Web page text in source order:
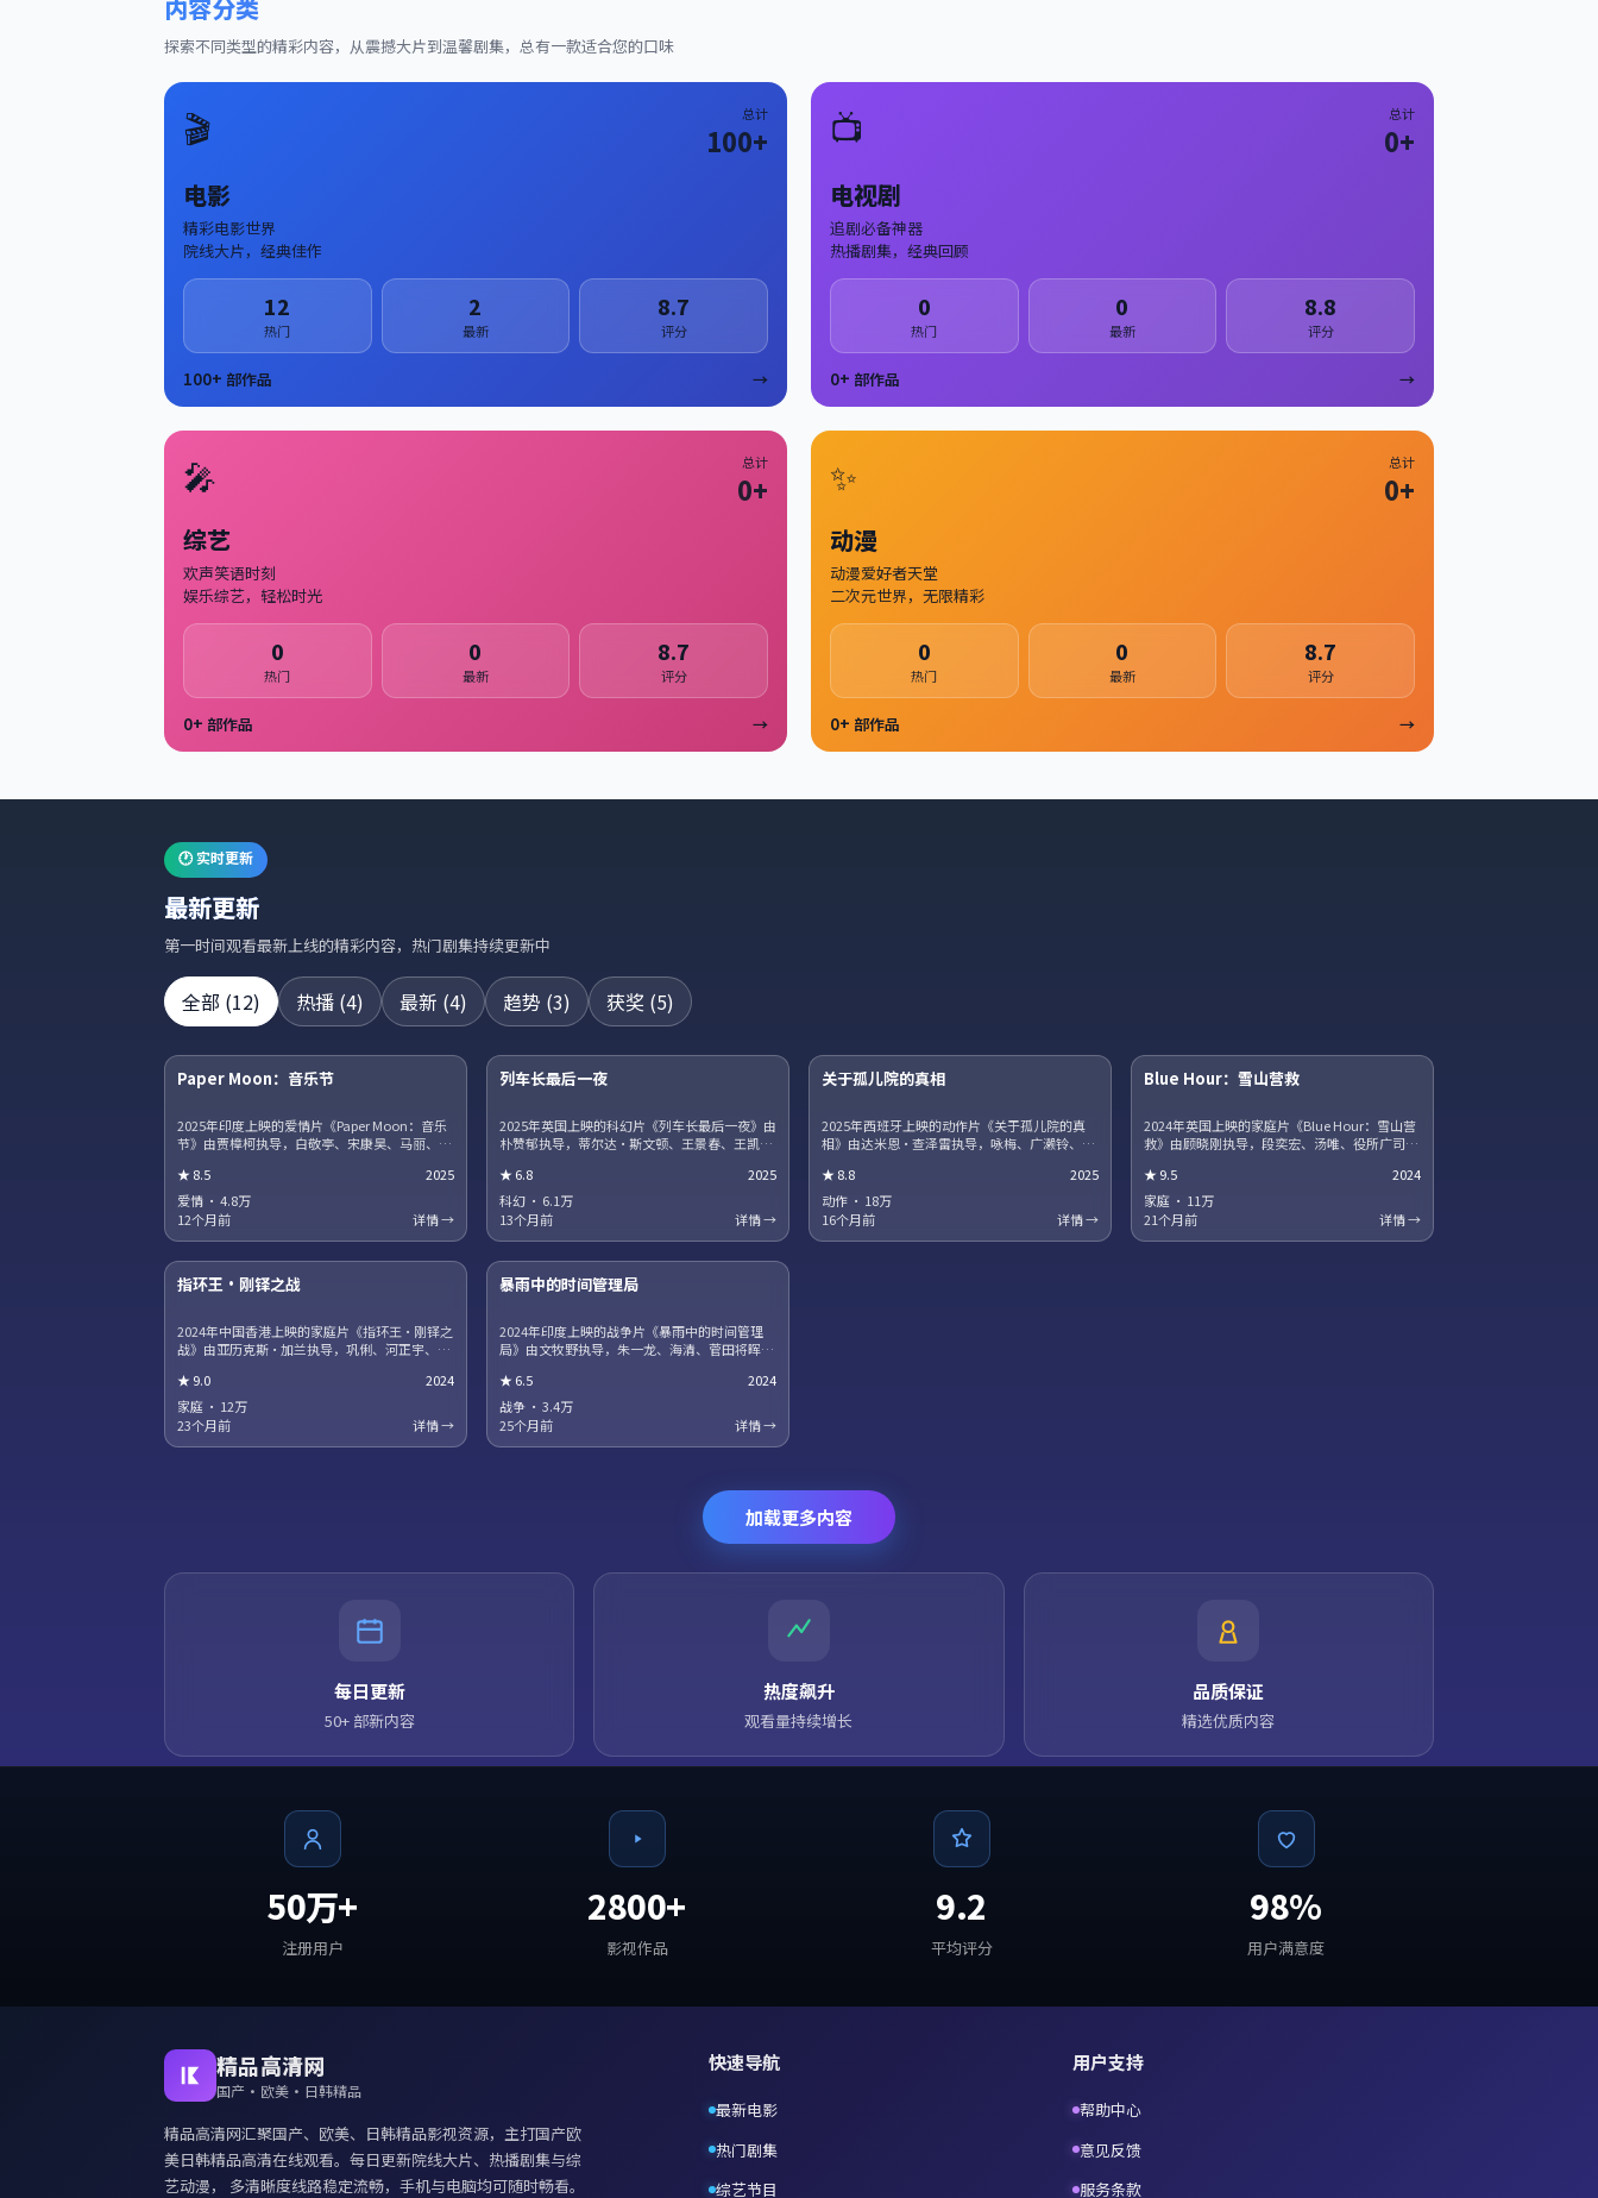
内容分类
探索不同类型的精彩内容，从震撼大片到温馨剧集，总有一款适合您的口味
🎬 总计
100+
电影
精彩电影世界
院线大片，经典佳作
12
热门
2
最新
8.7
评分
100+ 部作品 →
📺 总计
0+
电视剧
追剧必备神器
热播剧集，经典回顾
0
热门
0
最新
8.8
评分
0+ 部作品 →
🎤 总计
0+
综艺
欢声笑语时刻
娱乐综艺，轻松时光
0
热门
0
最新
8.7
评分
0+ 部作品 →
✨ 总计
0+
动漫
动漫爱好者天堂
二次元世界，无限精彩
0
热门
0
最新
8.7
评分
0+ 部作品 →
🕐 实时更新
最新更新
第一时间观看最新上线的精彩内容，热门剧集持续更新中
全部 (12) 热播 (4) 最新 (4) 趋势 (3) 获奖 (5)
热播
Paper Moon：音乐节
2025年印度上映的爱情片《Paper Moon：音乐
节》由贾樟柯执导，白敬亭、宋康昊、马丽、章
角群像同样出彩。片尾彩蛋值得留意，与世界观
其他作品存在联动。
★8.5
2025
爱情 · 4.8万
12个月前
详情 →
NEW
列车长最后一夜
2025年英国上映的科幻片《列车长最后一夜》由
朴赞郁执导，蒂尔达·斯文顿、王景春、王凯、
抉择，细节写实，人物弧光完整。剧情信息含剧
透保护，建议先观看正片再浏览讨论区。
★6.8
2025
科幻 · 6.1万
13个月前
详情 →
趋势
关于孤儿院的真相
2025年西班牙上映的动作片《关于孤儿院的真
相》由达米恩·查泽雷执导，咏梅、广濑铃、河
下被反复考验，结局留有回味空间。片尾彩蛋值
得留意，与世界观其他作品存在联动。
★8.8
2025
动作 · 18万
16个月前
详情 →
获奖
Blue Hour：雪山营救
2024年英国上映的家庭片《Blue Hour：雪山营
救》由顾晓刚执导，段奕宏、汤唯、役所广司领
戏同样扎实。站内提供多清晰度选择，观影体验
稳定流畅。
★9.5
2024
家庭 · 11万
21个月前
详情 →
热播
17集全
指环王·刚铎之战
2024年中国香港上映的家庭片《指环王·刚铎之
战》由亚历克斯·加兰执导，巩俐、河正宇、咏
系，探讨记忆、身份与自由意志的边界。高清正
版资源同步更新，支持多终端流畅播放。
★9.0
2024
家庭 · 12万
23个月前
详情 →
NEW
13集全
暴雨中的时间管理局
2024年印度上映的战争片《暴雨中的时间管理
局》由文牧野执导，朱一龙、海清、菅田将晖领
地带被重新审视。高清正版资源同步更新，支持
多终端流畅播放。
★6.5
2024
战争 · 3.4万
25个月前
详情 →
加载更多内容
每日更新
50+ 部新内容
热度飙升
观看量持续增长
品质保证
精选优质内容
50万+
注册用户
2800+
影视作品
9.2
平均评分
98%
用户满意度
精品高清网
国产·欧美·日韩精品
精品高清网汇聚国产、欧美、日韩精品影视资源，主打国产欧
美日韩精品高清在线观看。每日更新院线大片、热播剧集与综
艺动漫， 多清晰度线路稳定流畅，手机与电脑均可随时畅看。
快速导航
最新电影
热门剧集
综艺节目
用户支持
帮助中心
意见反馈
服务条款